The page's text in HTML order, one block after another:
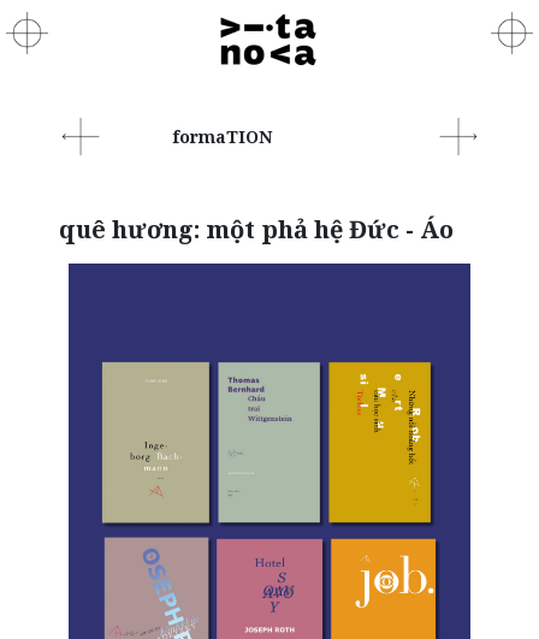
formaTION
quê hương: một phả hệ Đức - Áo